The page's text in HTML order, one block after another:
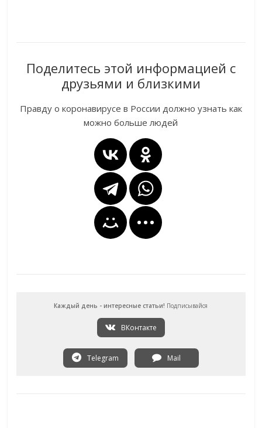
Поделитесь этой информацией с
друзьями и близкими
Правду о коронавирусе в России должно узнать как
можно больше людей
Каждый день - интересные статьи! Подписывайся
ВКонтакте
Telegram Mail